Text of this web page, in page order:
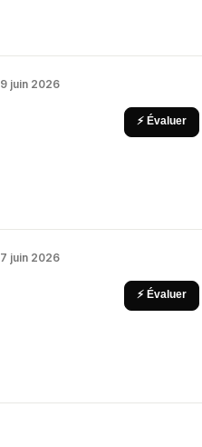
9 juin 2026
⚡ Évaluer
7 juin 2026
⚡ Évaluer